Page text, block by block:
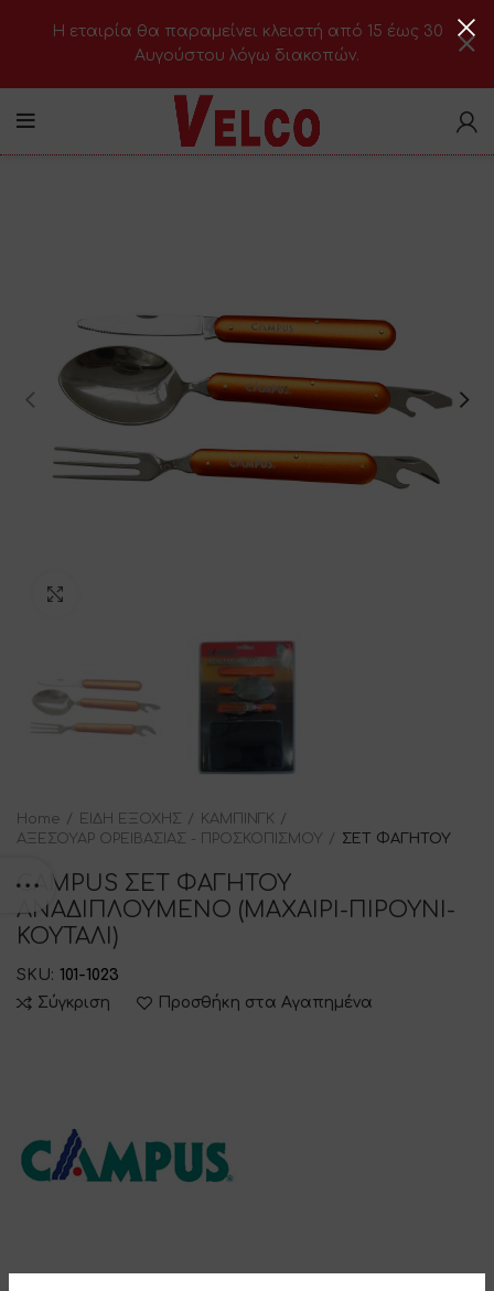
Home ΕΙΔΗ ΕΞΟΧΗΣ
ΚΑΜΠΙΝΓΚ
ΑΞΕΣΟΥΑΡ ΟΡΕΙΒΑΣΙΑΣ - ΠΡΟΣΚΟΠΙΣΜΟΥ
ΣΕΤ ΦΑΓΗΤΟΥ
CAMPUS ΣΕΤ ΦΑΓΗΤΟΥ
ΑΝΑΔΙΠΛΟΥΜΕΝΟ (ΜΑΧΑΙΡΙ-ΠΙΡΟΥΝΙ-
ΚΟΥΤΑΛΙ)
SKU: 101-1023
Σύγκριση
Προσθήκη στα Αγαπημένα
H εταιρία θα παραμείνει κλειστή από 15 έως 30
Αυγούστου λόγω διακοπών.